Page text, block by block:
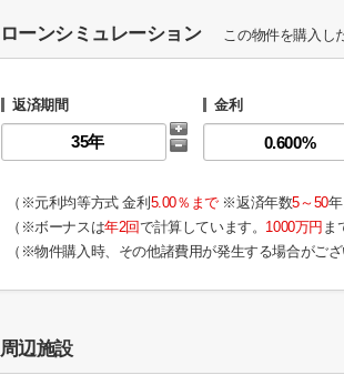
ローンシミュレーション この物件を購入し
返済期間 金利
（※元利均等方式 金利 5.00％まで※返済年数5～50
（※ボーナスは年2回で計算しています。 1000万円 ま
（※物件購入時、その他諸費用が発生する場合がござ
周辺施設